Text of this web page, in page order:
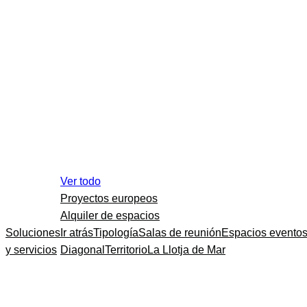
Soluciones
y servicios
Ver todo
Proyectos europeos
Alquiler de espacios
Ir atrásTipologíaSalas de reuniónEspacios eventos
Diagonal TerritorioLa Llotja de Mar